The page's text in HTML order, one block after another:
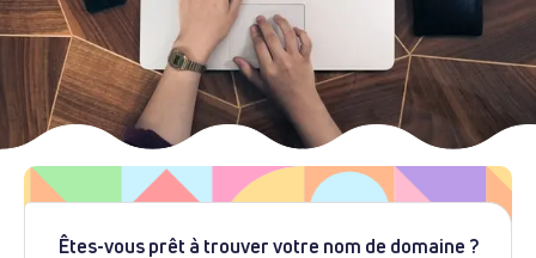
Êtes-vous prêt à trouver votre nom de domaine ?